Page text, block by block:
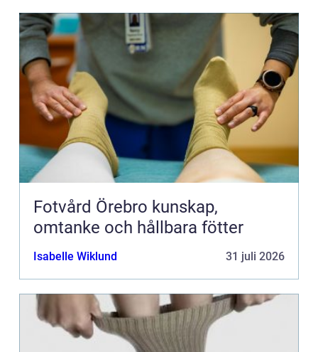
Fotvård Örebro kunskap,
omtanke och hållbara fötter
Isabelle Wiklund 31 juli 2026